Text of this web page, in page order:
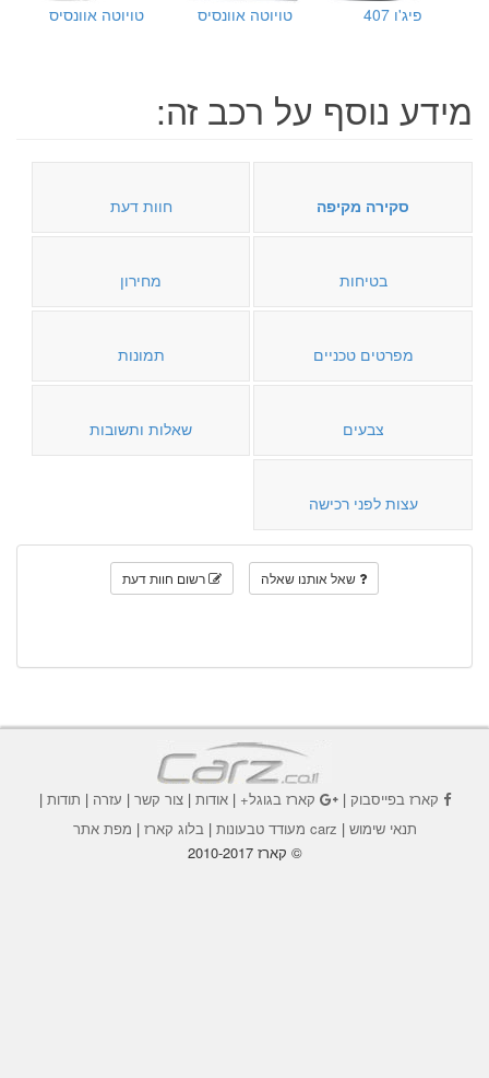
פיג'ו 407 טויוטה אוונסיס טויוטה אוונסיס
מידע נוסף על רכב זה:
סקירה מקיפה חוות דעת
בטיחות מחירון
מפרטים טכניים תמונות
צבעים שאלות ותשובות
עצות לפני רכישה
שאל אותנו שאלה רשום חוות דעת
קארז בפייסבוק| קארז בגוגל+|אודות |צור קשר | עזרה | תודות |
תנאי שימוש | carz מעודד טבעונות | בלוג קארז | מפת אתר
© קארז 2010-2017